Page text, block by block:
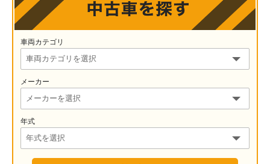
車両カテゴリ
メーカー
年式